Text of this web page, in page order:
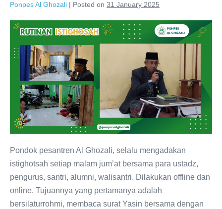
Ponpes Al Ghozali | Posted on 31 January 2025
Pondok pesantren Al Ghozali, selalu mengadakan
istighotsah setiap malam jum’at bersama para ustadz,
pengurus, santri, alumni, walisantri. Dilakukan offline dan
online. Tujuannya yang pertamanya adalah
bersilaturrohmi, membaca surat Yasin bersama dengan